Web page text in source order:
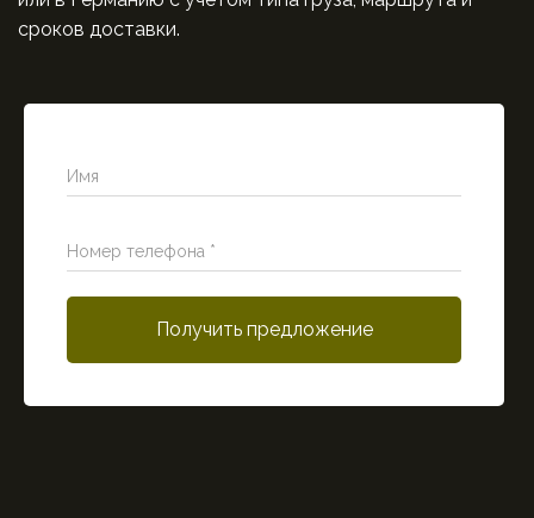
сроков доставки.
Имя
Номер телефона *
Получить предложение